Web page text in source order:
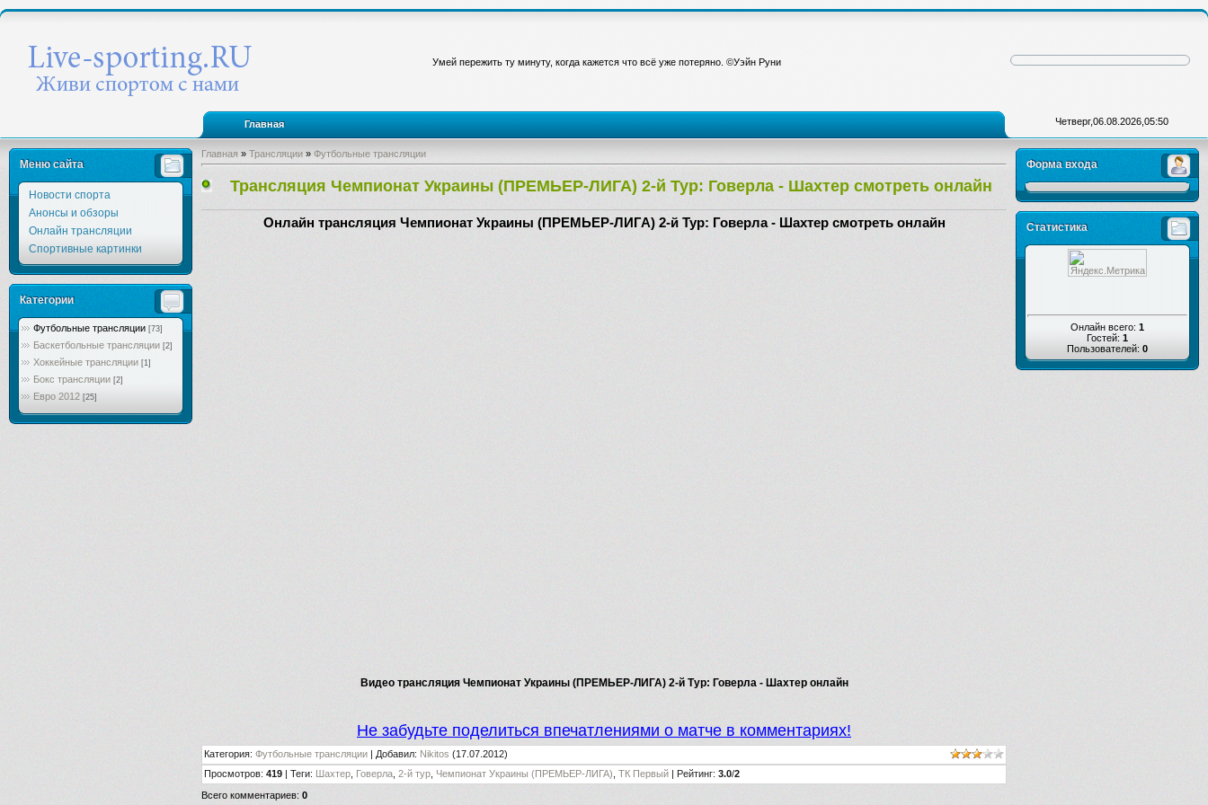
Умей пережить ту минуту, когда кажется что всё уже потеряно. ©Уэйн Руни
Главная Четверг,06.08.2026,05:50
Меню сайта
Новости спорта
Анонсы и обзоры
Онлайн трансляции
Спортивные картинки
Категории
Футбольные трансляции [73]
Баскетбольные трансляции [2]
Хоккейные трансляции [1]
Бокс трансляции [2]
Евро 2012 [25]
Главная » Трансляции » Футбольные трансляции
Трансляция Чемпионат Украины (ПРЕМЬЕР-ЛИГА) 2-й Тур: Говерла - Шахтер смотреть онлайн
Онлайн трансляция Чемпионат Украины (ПРЕМЬЕР-ЛИГА) 2-й Тур: Говерла - Шахтер смотреть онлайн
Видео трансляция Чемпионат Украины (ПРЕМЬЕР-ЛИГА) 2-й Тур: Говерла - Шахтер онлайн
Не забудьте поделиться впечатлениями о матче в комментариях!
Категория: Футбольные трансляции Добавил: Nikitos (17.07.2012)
Просмотров: 419 Теги: Шахтер, Говерла, 2-й тур, Чемпионат Украины (ПРЕМЬЕР-ЛИГА), ТК Первый Рейтинг: 3.0/2
Всего комментариев: 0
Форма входа
Статистика
Онлайн всего: 1
Гостей: 1
Пользователей: 0